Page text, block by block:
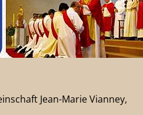
Jean-Marie Vianney,